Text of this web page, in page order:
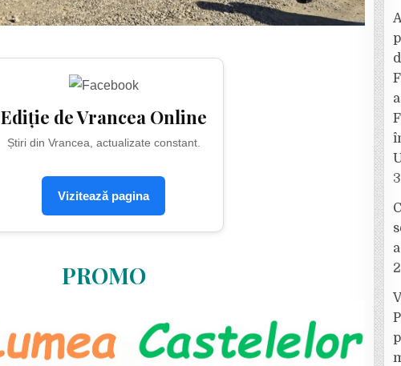
Ediție de Vrancea Online
Știri din Vrancea, actualizate constant.
Vizitează pagina
PROMO